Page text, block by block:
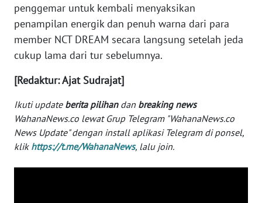
penggemar untuk kembali menyaksikan
penampilan energik dan penuh warna dari para
member NCT DREAM secara langsung setelah jeda
cukup lama dari tur sebelumnya.
[Redaktur: Ajat Sudrajat]
Ikuti update berita pilihandan breaking news
WahanaNews.co lewat Grup Telegram "WahanaNews.co
News Update" dengan install aplikasi Telegram di ponsel,
klik https://t.me/WahanaNews, lalu join.
SUMBAR
WN
SUMSEL
BENGKULU
WN
LAMPUNG